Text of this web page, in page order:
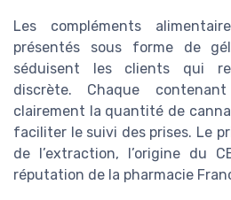
Les compléments
présentés sous forme de
séduisent les clients qui
discrète. Chaque
clairement la quantité de
faciliter le suivi des prises. Le
de l’extraction, l’origine du
réputation de la pharmacie